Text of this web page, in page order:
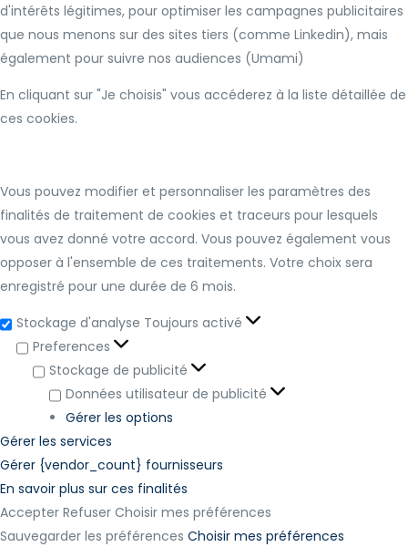
d'intérêts légitimes, pour optimiser les campagnes publicitaires
que nous menons sur des sites tiers (comme Linkedin), mais
également pour suivre nos audiences (Umami)
En cliquant sur "Je choisis" vous accéderez à la liste détaillée de
ces cookies.
Vous pouvez modifier et personnaliser les paramètres des
finalités de traitement de cookies et traceurs pour lesquels
vous avez donné votre accord. Vous pouvez également vous
opposer à l'ensemble de ces traitements. Votre choix sera
enregistré pour une durée de 6 mois.
Stockage d'analyse Toujours activé
Preferences
Stockage de publicité
Données utilisateur de publicité
Gérer les options
Gérer les services
Gérer {vendor_count} fournisseurs
En savoir plus sur ces finalités
Accepter Refuser Choisir mes préférences
Sauvegarder les préférences Choisir mes préférences